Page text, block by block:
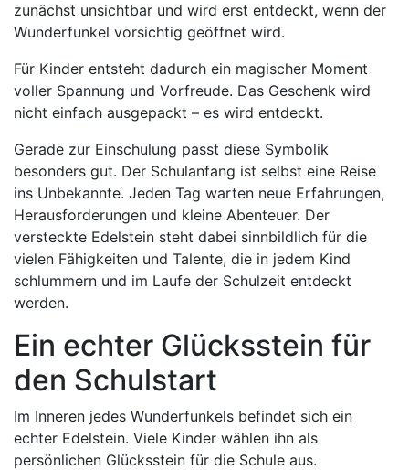
zunächst unsichtbar und wird erst entdeckt, wenn der
Wunderfunkel vorsichtig geöffnet wird.
Für Kinder entsteht dadurch ein magischer Moment
voller Spannung und Vorfreude. Das Geschenk wird
nicht einfach ausgepackt – es wird entdeckt.
Gerade zur Einschulung passt diese Symbolik
besonders gut. Der Schulanfang ist selbst eine Reise
ins Unbekannte. Jeden Tag warten neue Erfahrungen,
Herausforderungen und kleine Abenteuer. Der
versteckte Edelstein steht dabei sinnbildlich für die
vielen Fähigkeiten und Talente, die in jedem Kind
schlummern und im Laufe der Schulzeit entdeckt
werden.
Ein echter Glücksstein für
den Schulstart
Im Inneren jedes Wunderfunkels befindet sich ein
echter Edelstein. Viele Kinder wählen ihn als
persönlichen Glücksstein für die Schule aus.